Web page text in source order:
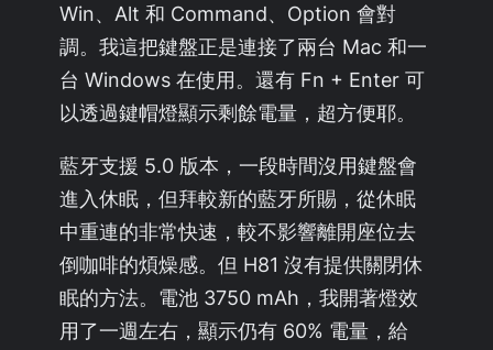
Win、Alt 和 Command、Option 會對
調。我這把鍵盤正是連接了兩台 Mac 和一
台 Windows 在使用。還有 Fn + Enter 可
以透過鍵帽燈顯示剩餘電量，超方便耶。
藍牙支援 5.0 版本，一段時間沒用鍵盤會
進入休眠，但拜較新的藍牙所賜，從休眠
中重連的非常快速，較不影響離開座位去
倒咖啡的煩燥感。但 H81 沒有提供關閉休
眠的方法。電池 3750 mAh，我開著燈效
用了一週左右，顯示仍有 60% 電量，給